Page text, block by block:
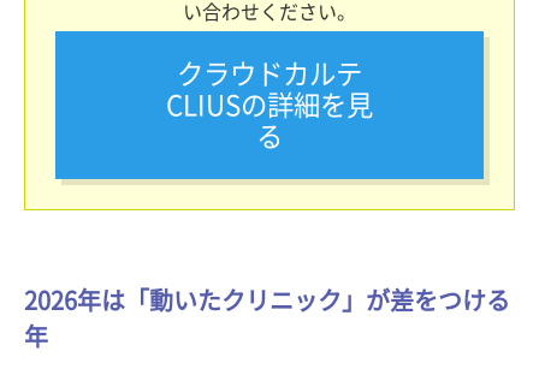
い合わせください。
クラウドカルテ
CLIUSの詳細を見
る
2026年は「動いたクリニック」が差をつける
年